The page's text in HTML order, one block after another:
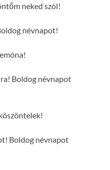
neked szól!
névnapot!
Boldog névnapot
Boldog névnapot